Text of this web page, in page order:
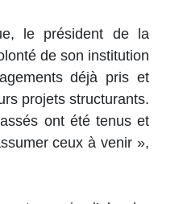
le président de la
de son institution
déjà pris et
projets structurants.
ont été tenus et
ceux à venir »,